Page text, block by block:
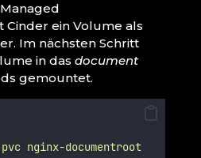
ein Volume als
Im nächsten Schritt
in das document
gemountet.
pvc nginx-documentroot